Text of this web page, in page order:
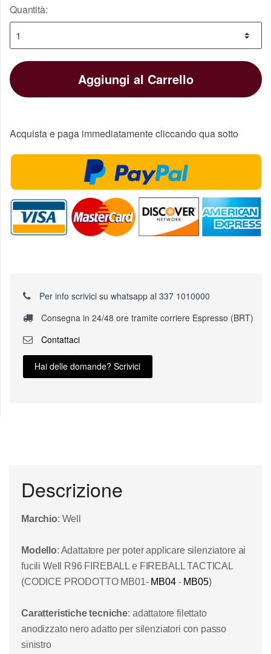
Quantità:
Aggiungi al Carrello
Acquista e paga immediatamente cliccando qua sotto
Per info scrivici su whatsapp al 337 1010000
Consegna in 24/48 ore tramite corriere Espresso (BRT)
Contattaci
Hai delle domande? Scrivici
Descrizione
Marchio: Well
Modello: Adattatore per poter applicare silenziatore ai
fucili Well R96 FIREBALL e FIREBALL TACTICAL
(CODICE PRODOTTO MB01- MB04- MB05)
Caratteristiche tecniche: adattatore filettato
anodizzato nero adatto per silenziatori con passo
sinistro